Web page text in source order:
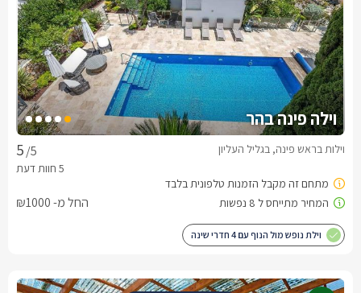
וילה פינה בהר
/5 וילות בראש פינה, בגליל העליון
החל מ- ₪1000
וילת נופש מול הנוף עם 4 חדרי שינה